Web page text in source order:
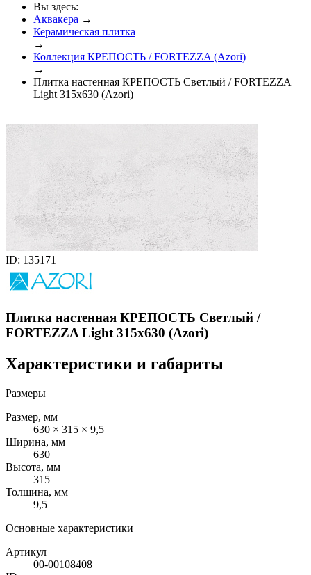
Вы здесь:
Аквакера →
Керамическая плитка
→
Коллекция КРЕПОСТЬ / FORTEZZA (Azori)
→
Плитка настенная КРЕПОСТЬ Светлый / FORTEZZA
Light 315x630 (Azori)
ID: 135171
Плитка настенная КРЕПОСТЬ Светлый /
FORTEZZA Light 315x630 (Azori)
Характеристики и габариты
Размеры
Размер, мм
630 × 315 × 9,5
Ширина, мм
630
Высота, мм
315
Толщина, мм
9,5
Основные характеристики
Артикул
00-00108408